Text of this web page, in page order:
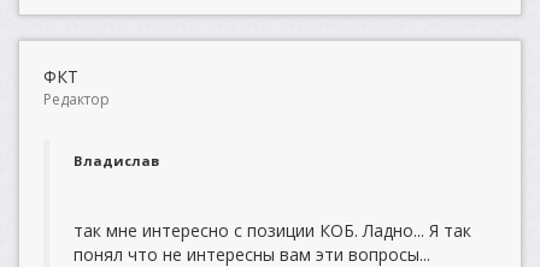
ФКТ
Редактор
Владислав
так мне интересно с позиции КОБ. Ладно... Я так
понял что не интересны вам эти вопросы...